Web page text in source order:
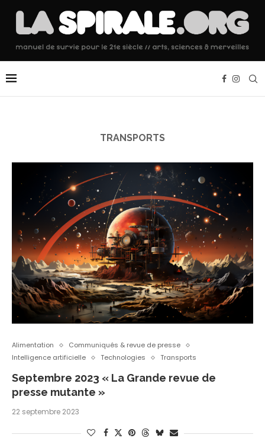
TRANSPORTS
Alimentation
Communiqués & revue de presse
Intelligence artificielle
Technologies Transports
Septembre 2023 « La Grande revue de
presse mutante »
22 septembre 2023